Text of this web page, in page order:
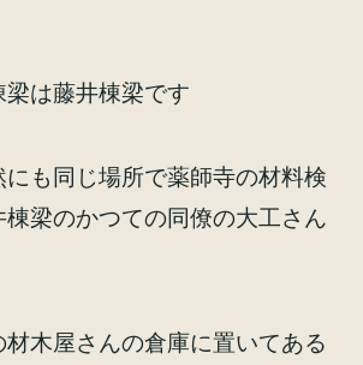
は藤井棟梁です
にも同じ場所で薬師寺の材料検
梁のかつての同僚の大工さん
木屋さんの倉庫に置いてある
来場予約